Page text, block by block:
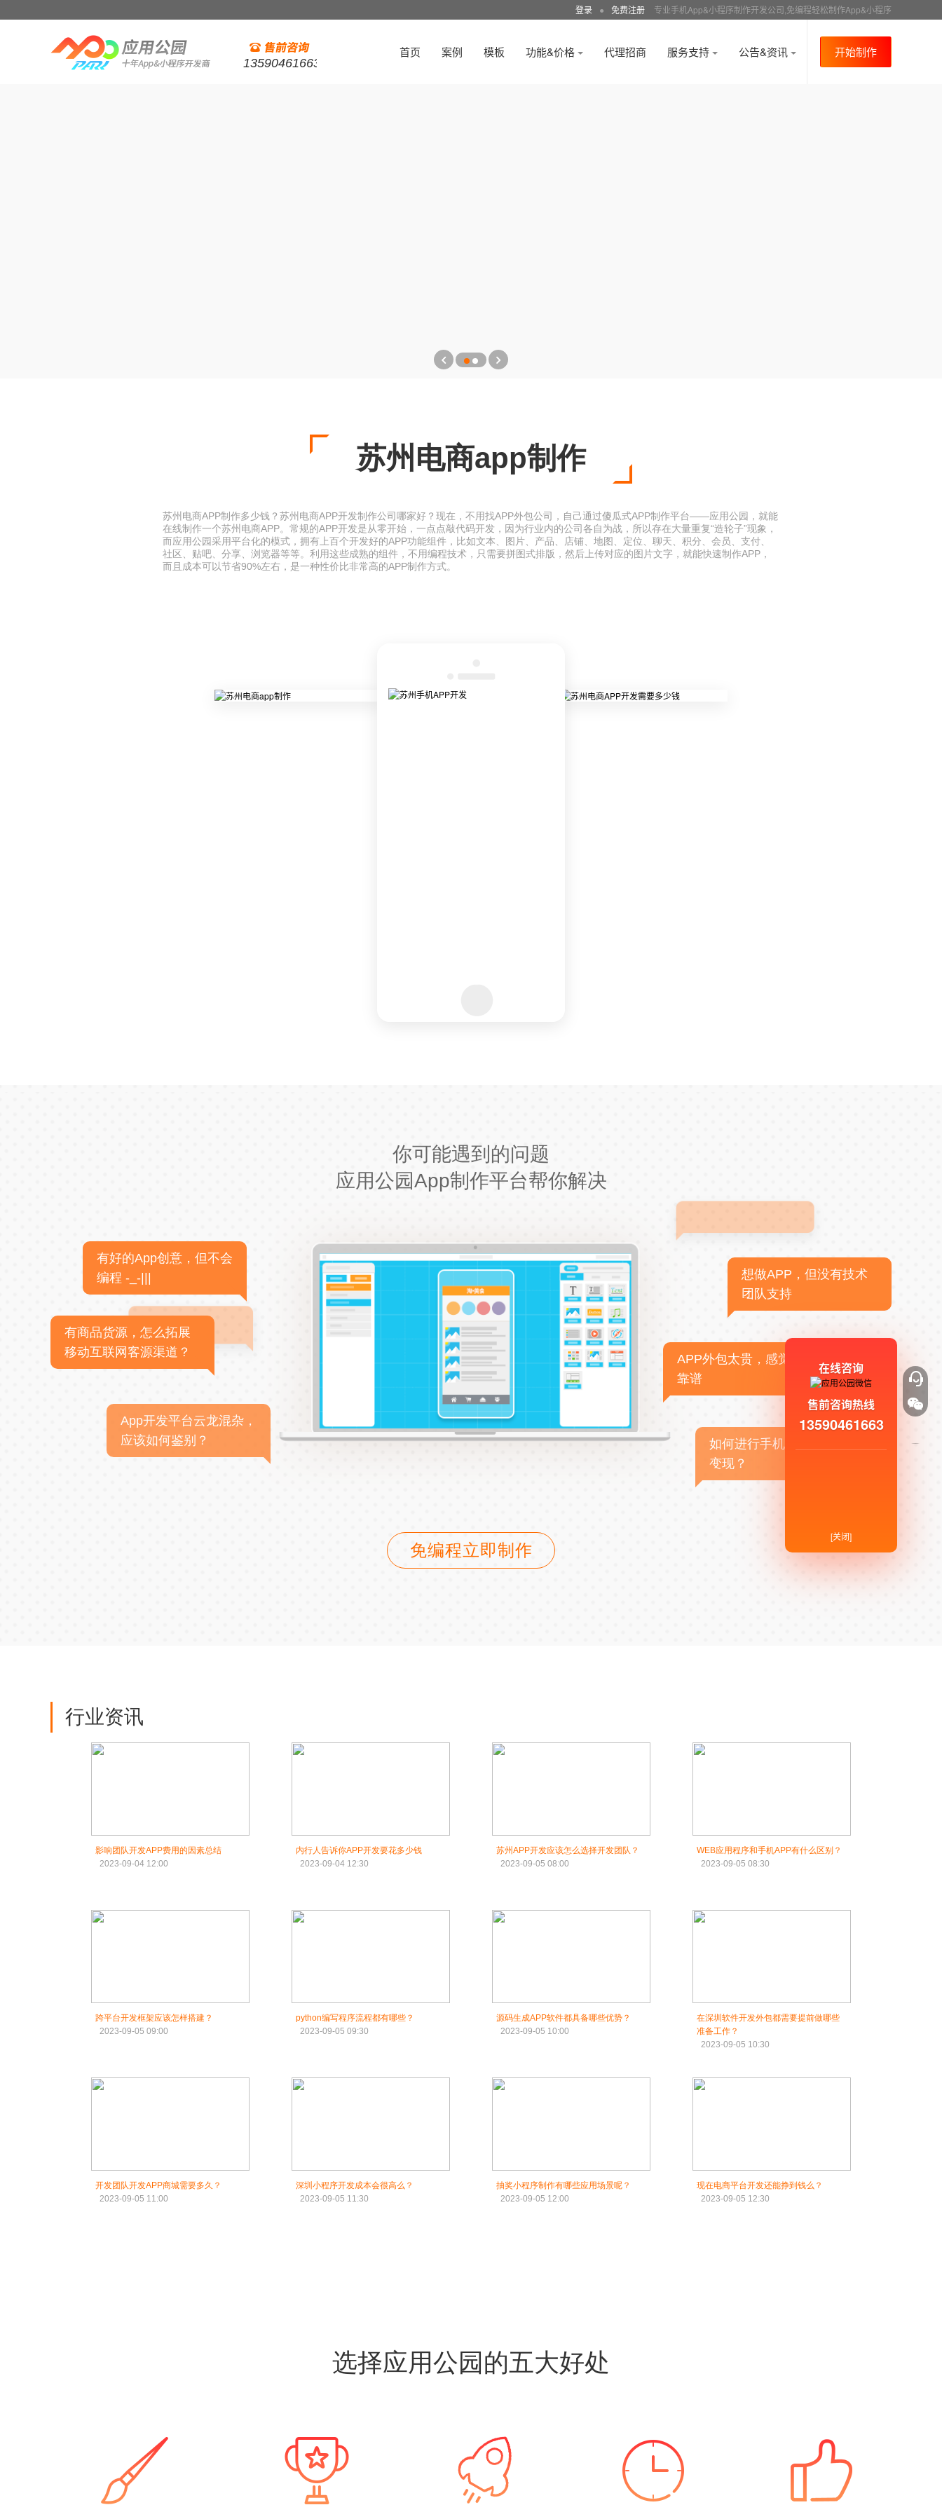
登录 ● 免费注册 专业手机App&小程序制作开发公司,免编程轻松制作App&小程序
13590461663
首页 案例 模板 功能&价格 代理招商 服务支持 公告&资讯 开始制作
苏州电商app制作
苏州电商APP制作多少钱？苏州电商APP开发制作公司哪家好？现在，不用找APP外包公司，自己通过傻瓜式APP制作平台——应用公园，就能
在线制作一个苏州电商APP。常规的APP开发是从零开始，一点点敲代码开发，因为行业内的公司各自为战，所以存在大量重复“造轮子”现象，
而应用公园采用平台化的模式，拥有上百个开发好的APP功能组件，比如文本、图片、产品、店铺、地图、定位、聊天、积分、会员、支付、
社区、贴吧、分享、浏览器等等。利用这些成熟的组件，不用编程技术，只需要拼图式排版，然后上传对应的图片文字，就能快速制作APP，
而且成本可以节省90%左右，是一种性价比非常高的APP制作方式。
你可能遇到的问题
应用公园App制作平台帮你解决
有好的App创意，但不会
编程 -_-|||
有商品货源，怎么拓展
移动互联网客源渠道？
App开发平台云龙混杂，
应该如何鉴别？
想做APP，但没有技术
团队支持
APP外包太贵，感觉不
靠谱
如何进行手机APP商业
变现？
免编程立即制作
行业资讯
影响团队开发APP费用的因素总结
2023-09-04 12:00
内行人告诉你APP开发要花多少钱
2023-09-04 12:30
苏州APP开发应该怎么选择开发团队？
2023-09-05 08:00
WEB应用程序和手机APP有什么区别？
2023-09-05 08:30
跨平台开发框架应该怎样搭建？
2023-09-05 09:00
python编写程序流程都有哪些？
2023-09-05 09:30
源码生成APP软件都具备哪些优势？
2023-09-05 10:00
在深圳软件开发外包都需要提前做哪些
准备工作？
2023-09-05 10:30
开发团队开发APP商城需要多久？
2023-09-05 11:00
深圳小程序开发成本会很高么？
2023-09-05 11:30
抽奖小程序制作有哪些应用场景呢？
2023-09-05 12:00
现在电商平台开发还能挣到钱么？
2023-09-05 12:30
选择应用公园的五大好处
在线咨询
售前咨询热线
13590461663
[关闭]